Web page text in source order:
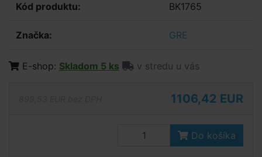
Kód produktu: BK1765
Značka: GRE
E-shop: Skladom 5 ks v stredu u vás
1106,42 EUR
Do košíka